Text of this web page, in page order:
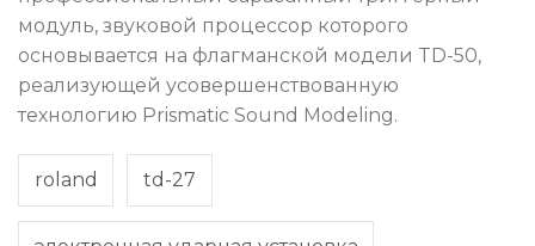
модуль, звуковой процессор которого
основывается на флагманской модели TD-50,
реализующей усовершенствованную
технологию Prismatic Sound Modeling.
roland td-27